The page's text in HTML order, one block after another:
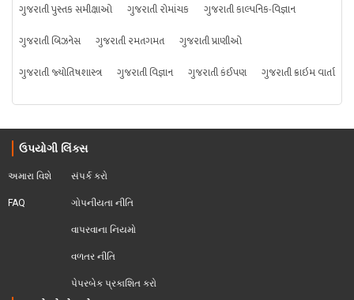
ગુજરાતી પુસ્તક સમીક્ષાઓ
ગુજરાતી રોમાંચક
ગુજરાતી કાલ્પનિક-વિજ્ઞાન
ગુજરાતી બિઝનેસ
ગુજરાતી રમતગમત
ગુજરાતી પ્રાણીઓ
ગુજરાતી જ્યોતિષશાસ્ત્ર
ગુજરાતી વિજ્ઞાન ગુજરાતી કંઈપણ ગુજરાતી ક્રાઇમ વાર્તા
ઉપયોગી લિંક્સ
અમારા વિશે
FAQ
સંપર્ક કરો
ગોપનીયતા નીતિ
વાપરવાના નિયમો
વળતર નીતિ
પેપરબેક પ્રકાશિત કરો